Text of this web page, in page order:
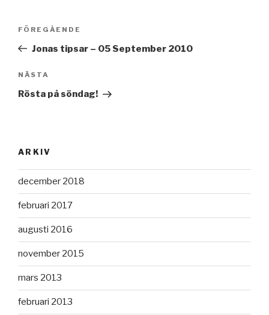
Inläggsnavigering
Föregående
inlägg
FÖREGÅENDE
Jonas tipsar – 05 September 2010
Nästa
inlägg
NÄSTA
Rösta på söndag!
ARKIV
december 2018
februari 2017
augusti 2016
november 2015
mars 2013
februari 2013